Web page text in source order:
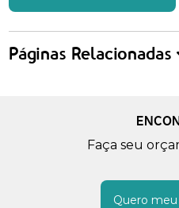
Páginas Relacionadas
Faça seu
Quero